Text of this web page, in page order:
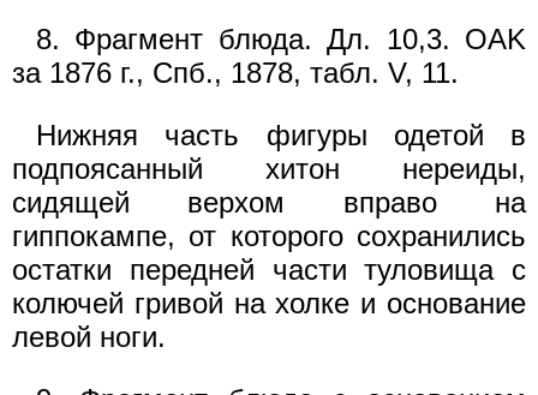
8. Фрагмент блюда. Дл. 10,3. OAK
за 1876 г., Спб., 1878, табл. V, 11.
Нижняя часть фигуры одетой в
подпоясанный хитон нереиды,
сидящей верхом вправо на
гиппокампе, от которого сохранились
остатки передней части туловища с
колючей гривой на холке и основание
левой ноги.